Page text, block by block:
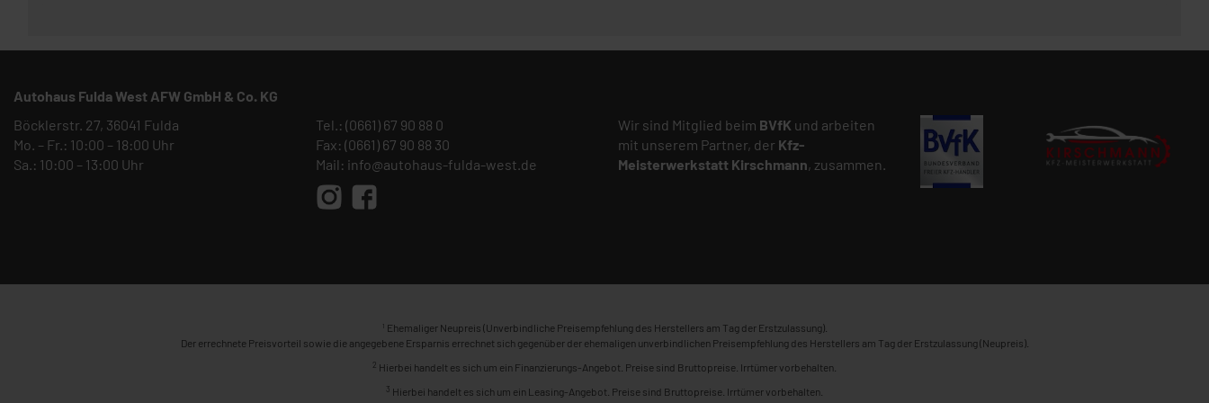
Autohaus Fulda West AFW GmbH & Co. KG
Böcklerstr. 27, 36041 Fulda
Mo. – Fr.: 10:00 – 18:00 Uhr
Sa.: 10:00 – 13:00 Uhr
Tel.: (0661) 67 90 88 0
Fax: (0661) 67 90 88 30
Mail: info@autohaus-fulda-west.de
Wir sind Mitglied beim BVfK und arbeiten
mit unserem Partner, der Kfz-
Meisterwerkstatt Kirschmann, zusammen.
1 Ehemaliger Neupreis (Unverbindliche Preisempfehlung des Herstellers am Tag der Erstzulassung).
Der errechnete Preisvorteil sowie die angegebene Ersparnis errechnet sich gegenüber der ehemaligen unverbindlichen Preisempfehlung des Herstellers am Tag der Erstzulassung (Neupreis).
2 Hierbei handelt es sich um ein Finanzierungs-Angebot. Preise sind Bruttopreise. Irrtümer vorbehalten.
3 Hierbei handelt es sich um ein Leasing-Angebot. Preise sind Bruttopreise. Irrtümer vorbehalten.